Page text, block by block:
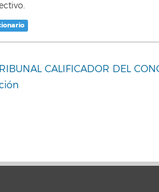
CALIFICADOR DEL